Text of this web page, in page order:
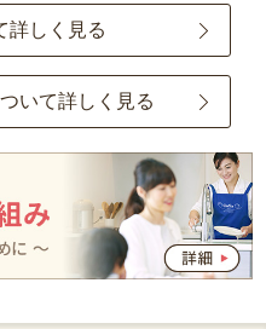
詳しく見る
いて詳しく見る